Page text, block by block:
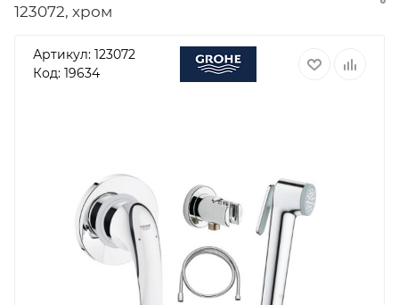
123072, хром
Артикул: 123072
Код: 19634